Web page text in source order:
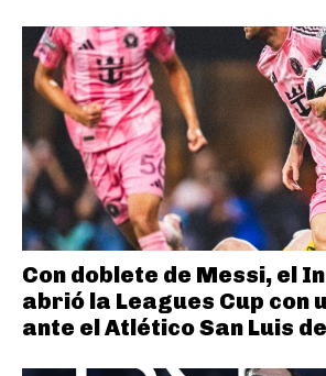
Con doblete de Messi, el
abrió la Leagues Cup con
ante el Atlético San Luis